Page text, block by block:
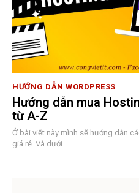
HƯỚNG DẪN WORDPRESS
Hướng dẫn mua
từ A-Z
Ở bài viết này mình sẽ hướng dẫn
giá rẻ. Và dưới...